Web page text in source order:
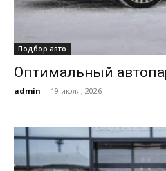
Подбор авто
Оптимальный
admin - 19 июля, 2026